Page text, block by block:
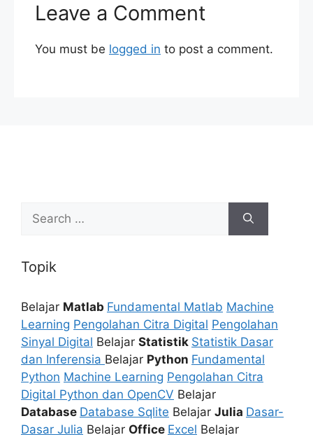
Leave a Comment
You must be logged in to post a comment.
for:
Topik
Belajar Matlab Fundamental Matlab Machine
Learning Pengolahan Citra Digital Pengolahan
Sinyal Digital Belajar Statistik Statistik Dasar
dan Inferensia Belajar Python Fundamental
Python Machine Learning Pengolahan Citra
Digital Python dan OpenCV Belajar
Database Database Sqlite Belajar Julia Dasar-
Dasar Julia Belajar Office Excel Belajar